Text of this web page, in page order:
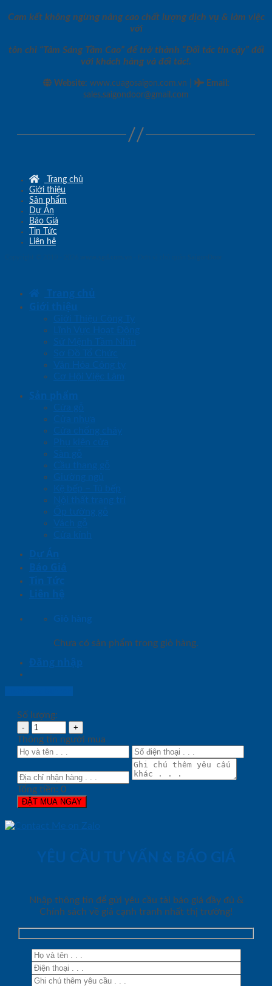
Cam kết không ngừng nâng cao chất lượng dịch vụ & làm việc
với
tôn chỉ “Tâm Sáng Tầm Cao” để trở thành “Đối tác tin cậy” đối
với khách hàng và đối tác!.
Website: www.cuagosaigon.com.vn Email :
sales.saigondoor@gmail.com
Trang chủ
Giới thiệu
Sản phẩm
Dự Án
Báo Giá
Tin Tức
Liên hệ
Trang chủ
Giới thiệu
Giới Thiệu Công Ty
Lĩnh Vực Hoạt Động
Sứ Mệnh Tầm Nhìn
Sơ Đồ Tổ Chức
Văn Hóa Công ty
Cơ Hội Việc Làm
Sản phẩm
Cửa gỗ
Cửa nhựa
Cửa chống cháy
Phụ kiện cửa
Sàn gỗ
Cầu thang gỗ
Giường ngủ
Kệ bếp – Tủ bếp
Nội thất trang trí
Ốp tường gỗ
Vách gỗ
Cửa kính
Dự Án
Báo Giá
Tin Tức
Liên hệ
Giỏ hàng
Chưa có sản phẩm trong giỏ hàng.
Đăng nhập
Số lượng:
Thông tin người mua
Tổng tiền: 0
ĐẶT MUA NGAY
YÊU CẦU TƯ VẤN & BÁO GIÁ
Nhập thông tin để gửi yêu cầu tải báo giá đầy đủ &
Chính sách về giá cạnh tranh nhất thị trường!